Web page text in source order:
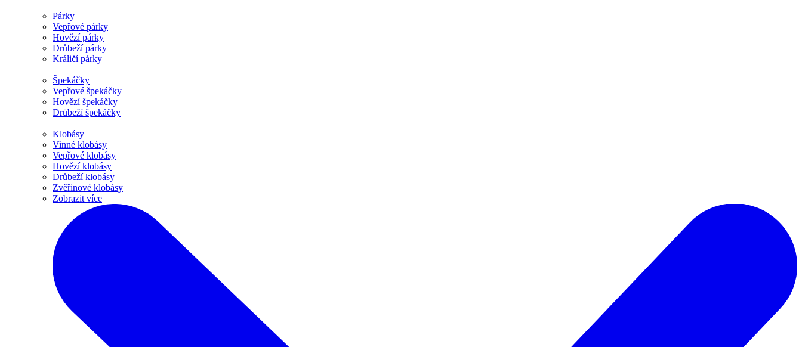
Párky
Vepřové párky
Hovězí párky
Drůbeží párky
Králičí párky
Špekáčky
Vepřové špekáčky
Hovězí špekáčky
Drůbeží špekáčky
Klobásy
Vinné klobásy
Vepřové klobásy
Hovězí klobásy
Drůbeží klobásy
Zvěřinové klobásy
Zobrazit více